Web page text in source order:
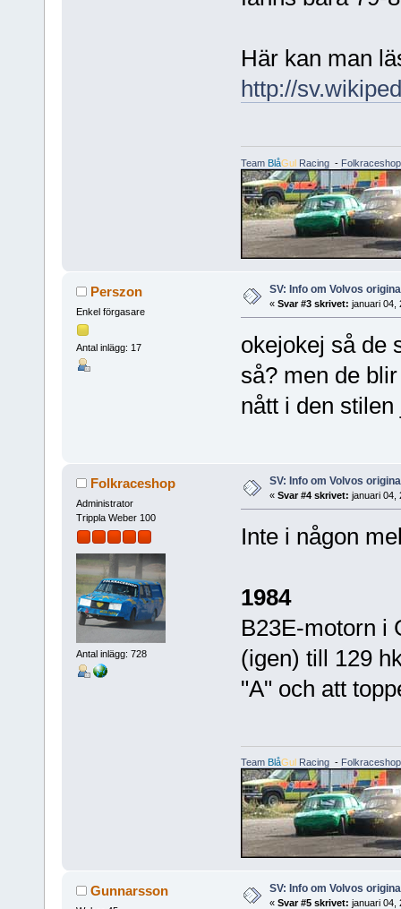
Här kan man
http://
Team BlåGulRacing- Folkraceshop
Perszon
Enkel förgasare
Antal inlägg: 17
SV: Info om Volvos
« Svar #3 skrivet: januari 04,
okejokej så de
så? men de
nått i den
Folkraceshop
Administrator
Trippla Weber 100
Antal inlägg: 728
SV: Info om Volvos
« Svar #4 skrivet: januari 04,
Inte i någon
1984
B23E-motorn i
(igen) till 129
"A" och att
Team BlåGul Racing- Folkraceshop
Gunnarsson SV: Info om Volvos
« Svar #5 skrivet: januari 04,